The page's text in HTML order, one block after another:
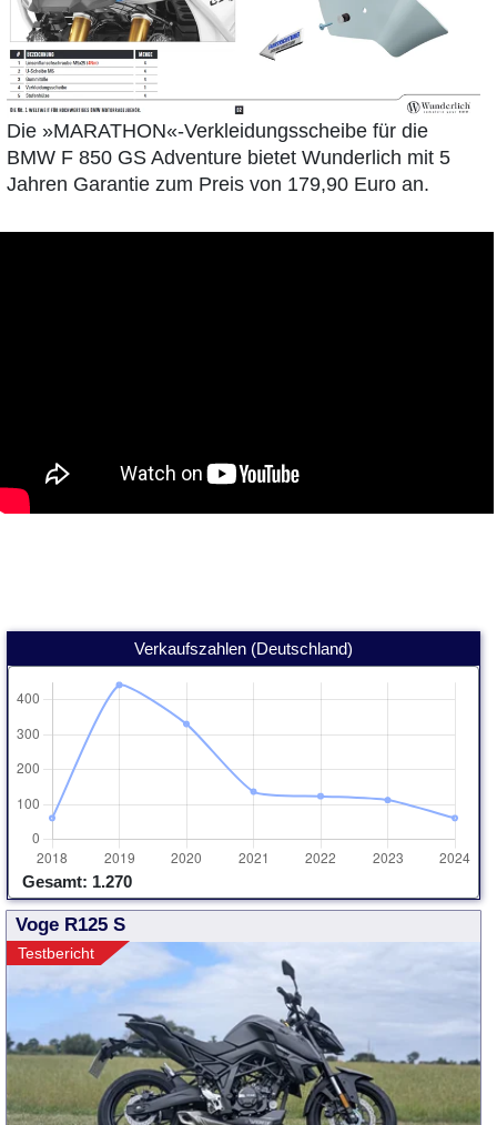
Die »MARATHON«-Verkleidungsscheibe für die
BMW F 850 GS Adventure bietet Wunderlich mit 5
Jahren Garantie zum Preis von 179,90 Euro an.
Verkaufszahlen (Deutschland)
Gesamt: 1.270
Voge R125 S
Testbericht